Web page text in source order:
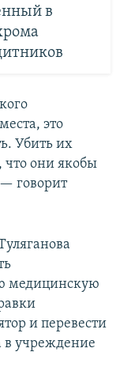
в
это
Убить их
что они якобы
говорит
медицинскую
и перевести
в учреждение